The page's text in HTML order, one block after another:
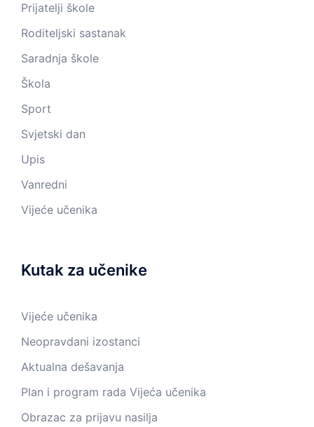
Prijatelji škole
Roditeljski sastanak
Saradnja škole
Škola
Sport
Svjetski dan
Upis
Vanredni
Vijeće učenika
Kutak za učenike
Vijeće učenika
Neopravdani izostanci
Aktualna dešavanja
Plan i program rada Vijeća učenika
Obrazac za prijavu nasilja